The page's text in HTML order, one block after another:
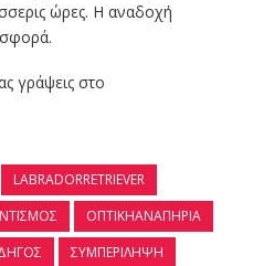
ώρες. Η αναδοχή
γράψεις στο
LABRADORRETRIEVER
ΟΠΤΙΚΉΑΝΑΠΗΡΊΑ
ΣΥΜΠΕΡΊΛΗΨΗ